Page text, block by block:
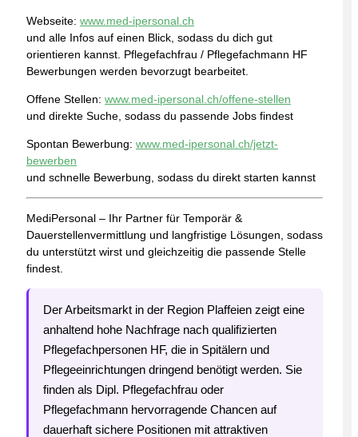
Webseite: www.med-ipersonal.ch
und alle Infos auf einen Blick, sodass du dich gut
orientieren kannst. Pflegefachfrau / Pflegefachmann HF
Bewerbungen werden bevorzugt bearbeitet.
Offene Stellen: www.med-ipersonal.ch/offene-stellen
und direkte Suche, sodass du passende Jobs findest
Spontan Bewerbung: www.med-ipersonal.ch/jetzt-
bewerben
und schnelle Bewerbung, sodass du direkt starten kannst
MediPersonal – Ihr Partner für Temporär &
Dauerstellenvermittlung und langfristige Lösungen, sodass
du unterstützt wirst und gleichzeitig die passende Stelle
findest.
Der Arbeitsmarkt in der Region Plaffeien zeigt eine
anhaltend hohe Nachfrage nach qualifizierten
Pflegefachpersonen HF, die in Spitälern und
Pflegeeinrichtungen dringend benötigt werden. Sie
finden als Dipl. Pflegefachfrau oder
Pflegefachmann hervorragende Chancen auf
dauerhaft sichere Positionen mit attraktiven